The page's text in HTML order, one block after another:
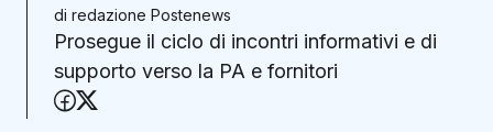
di redazione Postenews
Prosegue il ciclo di incontri informativi e di
supporto verso la PA e fornitori
Condividi su Facebook